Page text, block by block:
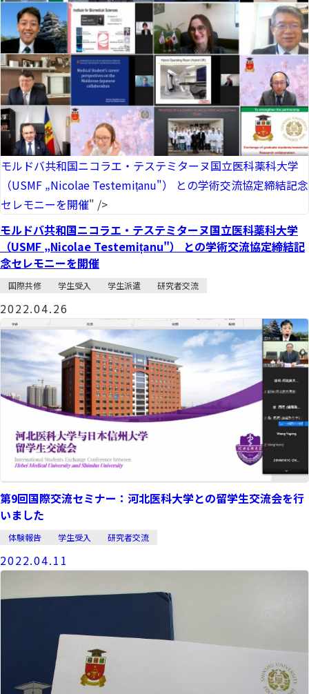
モルドバ共和国ニコラエ・テステミターヌ国立医科薬科大学
（USMF „Nicolae Testemițanu"） との学術交流協定締結記念
セレモニーを開催" />
モルドバ共和国ニコラエ・テステミターヌ国立医科薬科大学
（USMF „Nicolae Testemițanu"） との学術交流協定締結記
念セレモニーを開催
国際共修 学生受入 学生派遣 研究者交流
2022.04.26
第9回国際交流セミナー：河北医科大学との留学生交流会を行
いました
体験報告 学生受入 研究者交流
2022.04.11